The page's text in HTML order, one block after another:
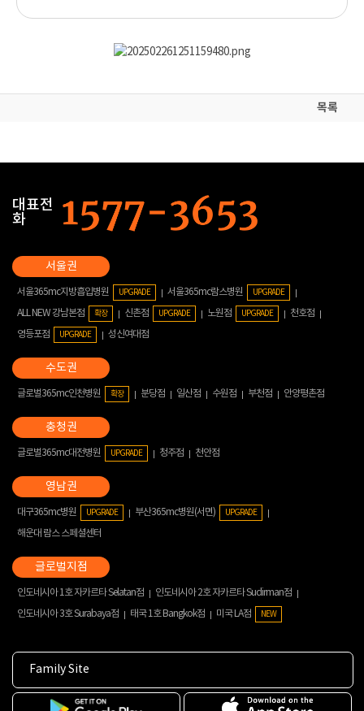
목록
대표전
화
서울365mc지방흡입병원 UPGRADE 서울365mc람스병원 UPGRADE
ALL NEW 강남본점 확장 신촌점 UPGRADE 노원점 UPGRADE
천호점
영등포점
UPGRADE 성신여대점
글로벌365mc인천병원 확장 분당점 일산점 수원점 부천점 안양평촌점
글로벌365mc대전병원 UPGRADE 청주점 천안점
대구365mc병원 UPGRADE 부산365mc병원(서면) UPGRADE
해운대 람스 스페셜센터
인도네시아 1호 자카르타 Selatan점
인도네시아 2호 자카르타 Sudirman점
인도네시아 3호 Surabaya점
태국 1호 Bangkok점 미국 LA점 NEW
Family Site